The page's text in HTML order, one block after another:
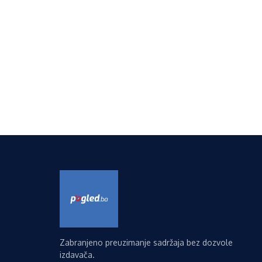
Zabranjeno preuzimanje sadržaja bez dozvole
izdavača.